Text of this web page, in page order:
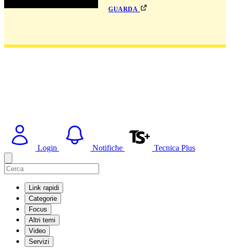
guarda
Login Notifiche Tecnica Plus
Link rapidi
Categorie
Focus
Altri temi
Video
Servizi